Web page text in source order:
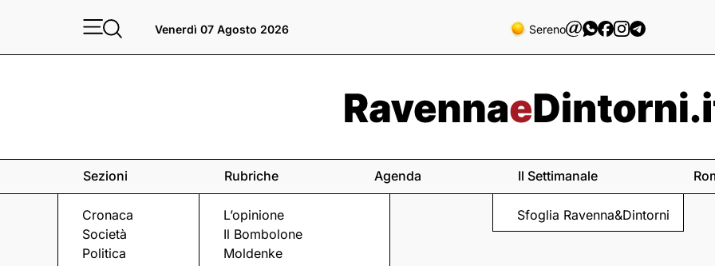
Venerdì 07 Agosto 2026 Sereno
Sezioni
Cronaca
Società
Politica
Rubriche
L’opinione
Il Bombolone
Moldenke
Agenda Il Settimanale
Sfoglia Ravenna&Dintorni